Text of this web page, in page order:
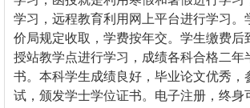
学习，远程教育利用网上平台进行学习。
价局规定收取，学费按年交。学生缴费后
授站教学点进行学习，成绩各科合格二年
书。本科学生成绩良好，毕业论文优秀，
试，颁发学士学位证书。电子注册，终身